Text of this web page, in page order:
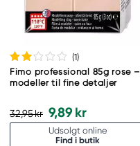
(1)
Fimo professional 85g rose –
modeller til fine detaljer
32,95 kr 9,89 kr
Udsolgt online
Find i butik